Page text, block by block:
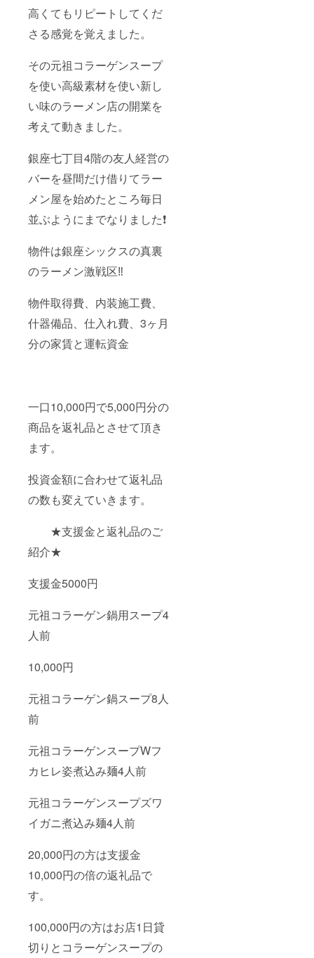
高くてもリピートしてくだ
さる感覚を覚えました。
その元祖コラーゲンスープ
を使い高級素材を使い新し
い味のラーメン店の開業を
考えて動きました。
銀座七丁目4階の友人経営の
バーを昼間だけ借りてラー
メン屋を始めたところ毎日
並ぶようにまでなりました❗️
物件は銀座シックスの真裏
のラーメン激戦区‼️
物件取得費、内装施工費、
什器備品、仕入れ費、3ヶ月
分の家賃と運転資金
一口10,000円で5,000円分の
商品を返礼品とさせて頂き
ます。
投資金額に合わせて返礼品
の数も変えていきます。
★支援金と返礼品のご
紹介★
支援金5000円
元祖コラーゲン鍋用スープ4
人前
10,000円
元祖コラーゲン鍋スープ8人
前
元祖コラーゲンスープWフ
カヒレ姿煮込み麺4人前
元祖コラーゲンスープズワ
イガニ煮込み麺4人前
20,000円の方は支援金
10,000円の倍の返礼品で
す。
100,000円の方はお店1日貸
切りとコラーゲンスープの